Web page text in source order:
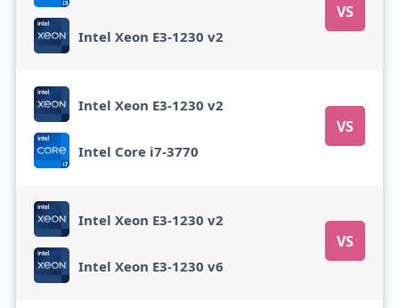
VS
Intel Xeon E3-1230 v2
Intel Xeon E3-1230 v2
VS
Intel Core i7-3770
Intel Xeon E3-1230 v2
VS
Intel Xeon E3-1230 v6